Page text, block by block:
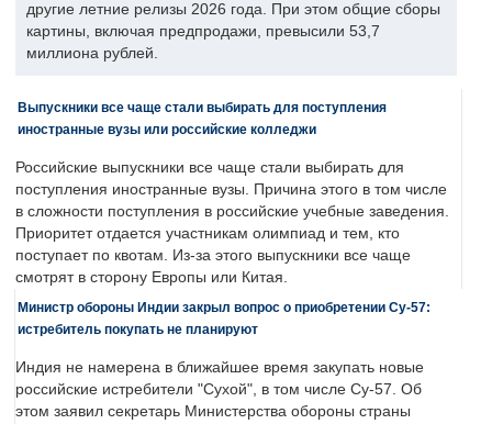
другие летние релизы 2026 года. При этом общие сборы
картины, включая предпродажи, превысили 53,7
миллиона рублей.
Выпускники все чаще стали выбирать для поступления
иностранные вузы или российские колледжи
Российские выпускники все чаще стали выбирать для
поступления иностранные вузы. Причина этого в том числе
в сложности поступления в российские учебные заведения.
Приоритет отдается участникам олимпиад и тем, кто
поступает по квотам. Из-за этого выпускники все чаще
смотрят в сторону Европы или Китая.
Министр обороны Индии закрыл вопрос о приобретении Су-57:
истребитель покупать не планируют
Индия не намерена в ближайшее время закупать новые
российские истребители "Сухой", в том числе Су-57. Об
этом заявил секретарь Министерства обороны страны